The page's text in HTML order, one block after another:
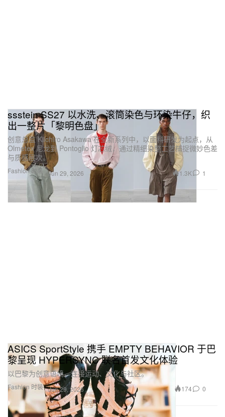
Fashion 时装
ssstein SS27 以水洗、滚筒染色与环染牛仔，织
出一整片「黎明色盘」
创意总监 Kiichiro Asakawa 在全新系列中，以面料研发为起点，从
Olmetex 尼龙到 Pontoglio 灯芯绒，通过精细染整工艺捕捉微妙色差
与质感层次。
Jun 29, 2026 1.3K 1
Fashion 时装
ASICS SportStyle 携手 EMPTY BEHAVIOR 于巴
黎呈现 HYPERSYNC 联名首发文化体验
以巴黎为创意语境，连接运动、文化与社区。
Jun 29, 2026 174 0